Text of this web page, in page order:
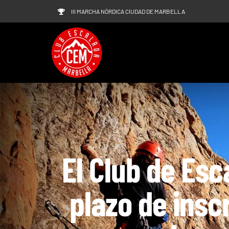
al
III MARCHA NÓRDICA CIUDAD DE MARBELLA
El Club de
plazo de